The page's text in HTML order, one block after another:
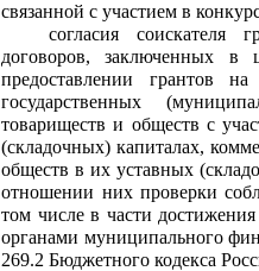
связанной с участием в
согласия соискателя
договоров, заключенных в
предоставлении грантов
государственных
товариществ и обществ с
(складочных) капиталах,
обществ в их уставных
отношении них проверки
том числе в части достижения
органами муниципального
269.2 Бюджетного кодекса